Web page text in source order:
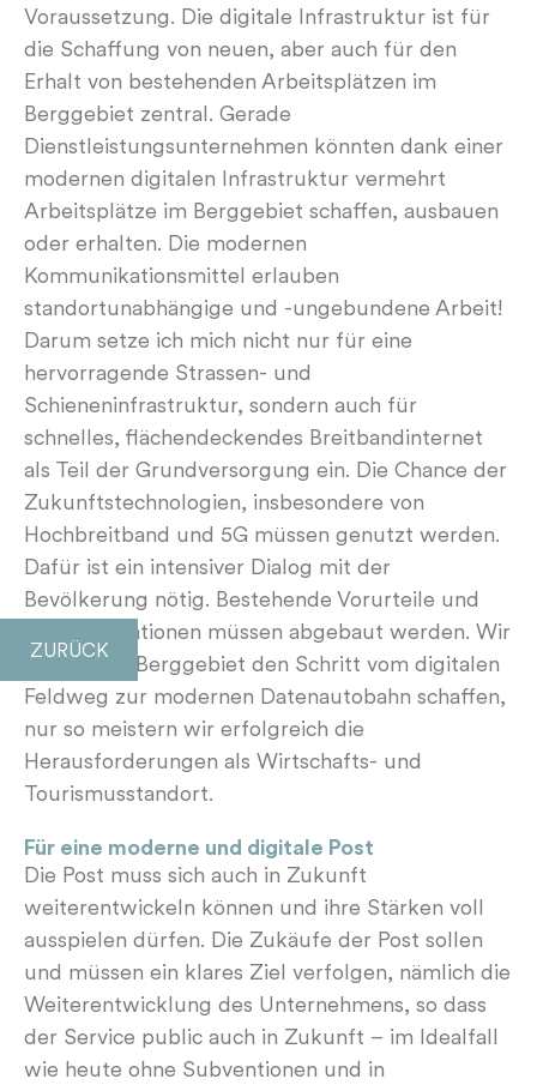
Voraussetzung. Die digitale Infrastruktur ist für
die Schaffung von neuen, aber auch für den
Erhalt von bestehenden Arbeitsplätzen im
Berggebiet zentral. Gerade
Dienstleistungsunternehmen könnten dank einer
modernen digitalen Infrastruktur vermehrt
Arbeitsplätze im Berggebiet schaffen, ausbauen
oder erhalten. Die modernen
Kommunikationsmittel erlauben
standortunabhängige und -ungebundene Arbeit!
Darum setze ich mich nicht nur für eine
hervorragende Strassen- und
Schieneninfrastruktur, sondern auch für
schnelles, flächendeckendes Breitbandinternet
als Teil der Grundversorgung ein. Die Chance der
Zukunftstechnologien, insbesondere von
Hochbreitband und 5G müssen genutzt werden.
Dafür ist ein intensiver Dialog mit der
Bevölkerung nötig. Bestehende Vorurteile und
Fehlinformationen müssen abgebaut werden. Wir
müssen im Berggebiet den Schritt vom digitalen
Feldweg zur modernen Datenautobahn schaffen,
nur so meistern wir erfolgreich die
Herausforderungen als Wirtschafts- und
Tourismusstandort.
Für eine moderne und digitale Post
Die Post muss sich auch in Zukunft
weiterentwickeln können und ihre Stärken voll
ausspielen dürfen. Die Zukäufe der Post sollen
und müssen ein klares Ziel verfolgen, nämlich die
Weiterentwicklung des Unternehmens, so dass
der Service public auch in Zukunft – im Idealfall
wie heute ohne Subventionen und in
ZURÜCK